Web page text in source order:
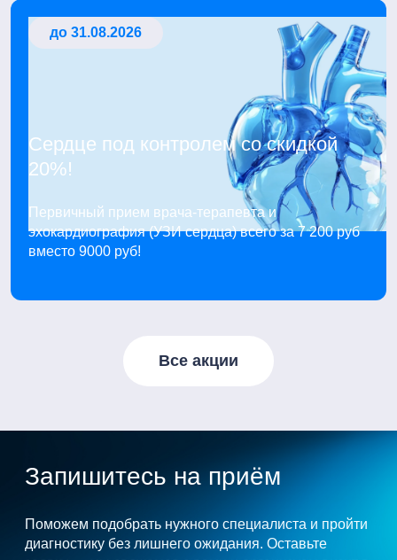
до 31.08.2026
Сердце под контролем со скидкой
20%!
Первичный прием врача-терапевта и
эхокардиография (УЗИ сердца) всего за 7 200 руб
вместо 9000 руб!
Все акции
Запишитесь на приём
Поможем подобрать нужного специалиста и пройти
диагностику без лишнего ожидания. Оставьте